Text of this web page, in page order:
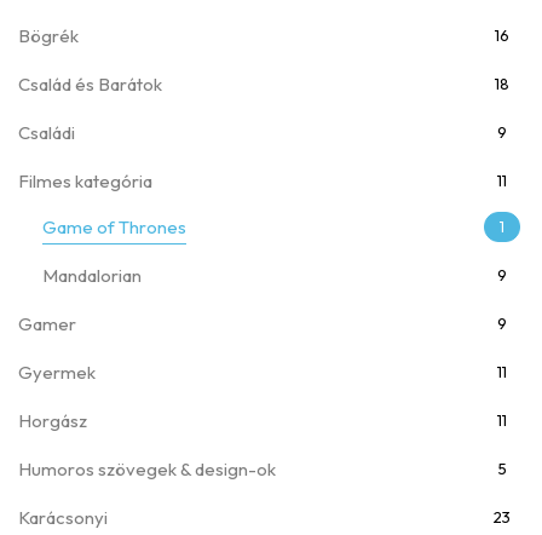
Bögrék 16
Család és Barátok 18
Családi 9
Filmes kategória 11
Game of Thrones 1
Mandalorian 9
Gamer 9
Gyermek 11
Horgász 11
Humoros szövegek & design-ok 5
Karácsonyi 23